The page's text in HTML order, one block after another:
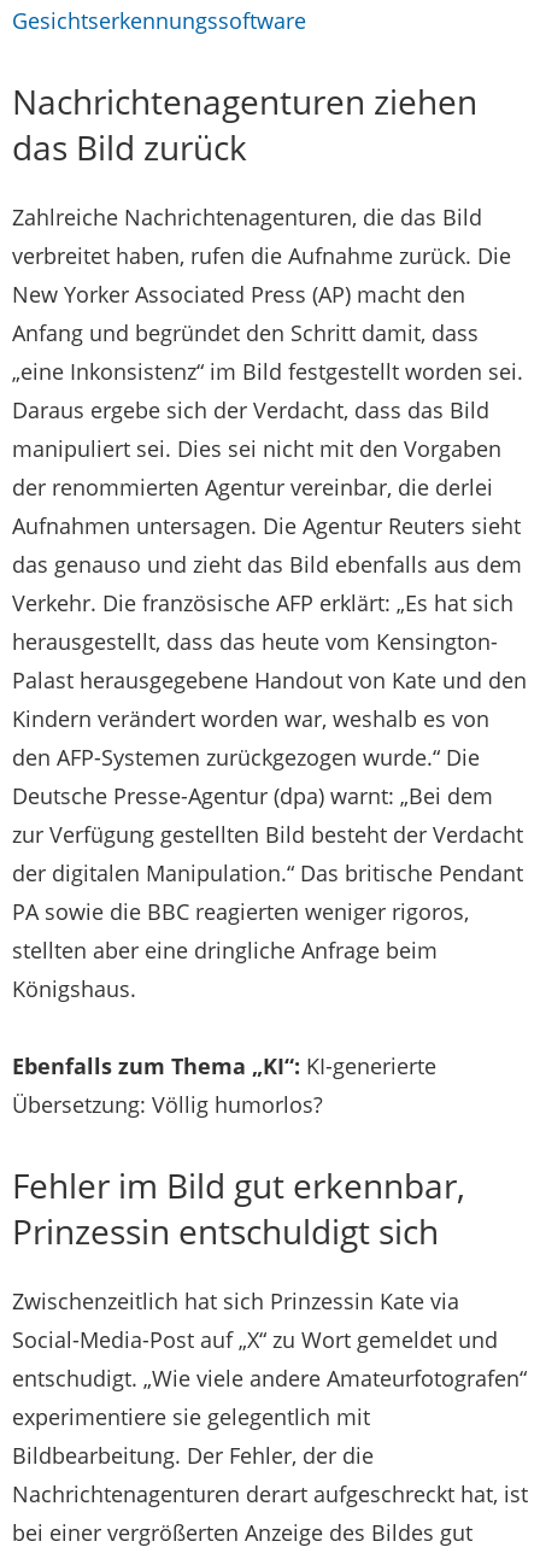
Gesichtserkennungssoftware
Nachrichtenagenturen ziehen
das Bild zurück
Zahlreiche Nachrichtenagenturen, die das Bild
verbreitet haben, rufen die Aufnahme zurück. Die
New Yorker Associated Press (AP) macht den
Anfang und begründet den Schritt damit, dass
„eine Inkonsistenz“ im Bild festgestellt worden sei.
Daraus ergebe sich der Verdacht, dass das Bild
manipuliert sei. Dies sei nicht mit den Vorgaben
der renommierten Agentur vereinbar, die derlei
Aufnahmen untersagen. Die Agentur Reuters sieht
das genauso und zieht das Bild ebenfalls aus dem
Verkehr. Die französische AFP erklärt: „Es hat sich
herausgestellt, dass das heute vom Kensington-
Palast herausgegebene Handout von Kate und den
Kindern verändert worden war, weshalb es von
den AFP-Systemen zurückgezogen wurde.“ Die
Deutsche Presse-Agentur (dpa) warnt: „Bei dem
zur Verfügung gestellten Bild besteht der Verdacht
der digitalen Manipulation.“ Das britische Pendant
PA sowie die BBC reagierten weniger rigoros,
stellten aber eine dringliche Anfrage beim
Königshaus.
Ebenfalls zum Thema „KI“: KI-generierte
Übersetzung: Völlig humorlos?
Fehler im Bild gut erkennbar,
Prinzessin entschuldigt sich
Zwischenzeitlich hat sich Prinzessin Kate via
Social-Media-Post auf „X“ zu Wort gemeldet und
entschudigt. „Wie viele andere Amateurfotografen“
experimentiere sie gelegentlich mit
Bildbearbeitung. Der Fehler, der die
Nachrichtenagenturen derart aufgeschreckt hat, ist
bei einer vergrößerten Anzeige des Bildes gut